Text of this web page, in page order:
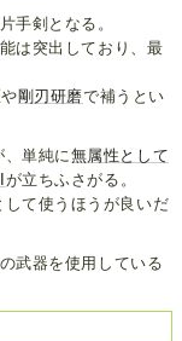
手剣となる。
は突出しており、最
剛刃研磨で補うとい
単純に無属性として
が立ちふさがる。
て使うほうが良いだ
武器を使用している